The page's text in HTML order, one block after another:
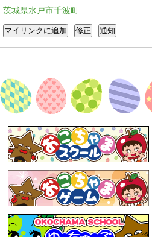
茨城県水戸市千波町